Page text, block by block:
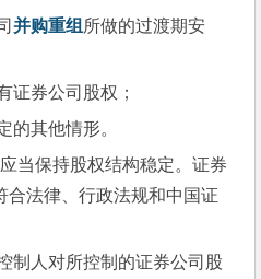
并购重组 所做的过渡期安
证券公司股权；
的其他情形。
合法律、行政法规和中国证